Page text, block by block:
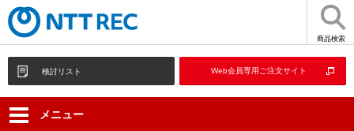
商品検索
検討リスト Web会員専用ご注文サイト
メニュー